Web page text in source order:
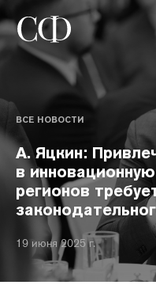
ВСЕ НОВОСТИ
А. Яцкин:
в
регионов
19 июня 2025 г.